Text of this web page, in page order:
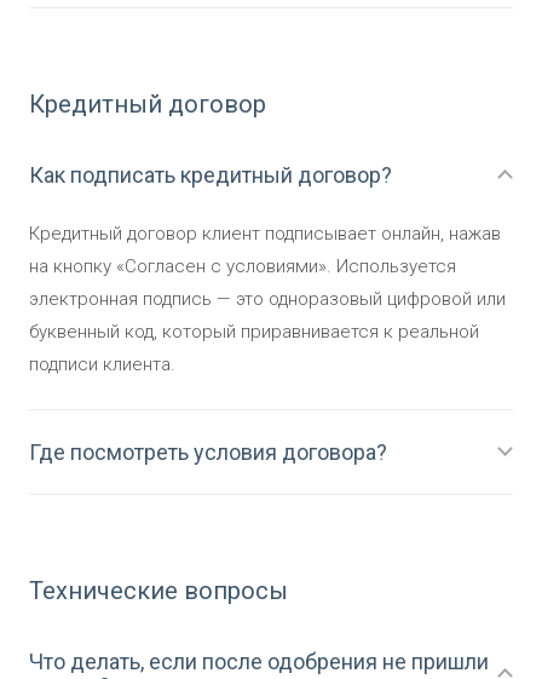
Кредитный договор
Как подписать кредитный договор?
Кредитный договор клиент подписывает онлайн, нажав
на кнопку «Согласен с условиями». Используется
электронная подпись — это одноразовый цифровой или
буквенный код, который приравнивается к реальной
подписи клиента.
Где посмотреть условия договора?
Технические вопросы
Что делать, если после одобрения не пришли